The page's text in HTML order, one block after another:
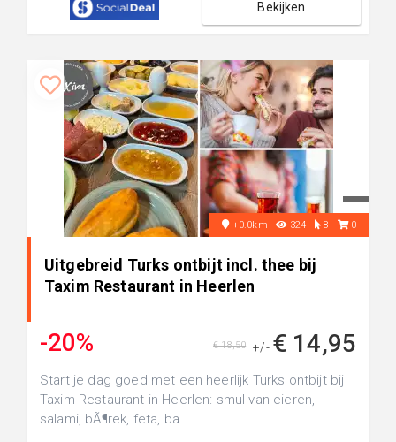
Bekijken
+0.0km 324 8 0
Uitgebreid Turks ontbijt incl. thee bij
Taxim Restaurant in Heerlen
-20% +/- € 14,95
€ 18,50
Start je dag goed met een heerlijk Turks ontbijt bij
Taxim Restaurant in Heerlen: smul van eieren,
salami, bÃ¶rek, feta, ba...